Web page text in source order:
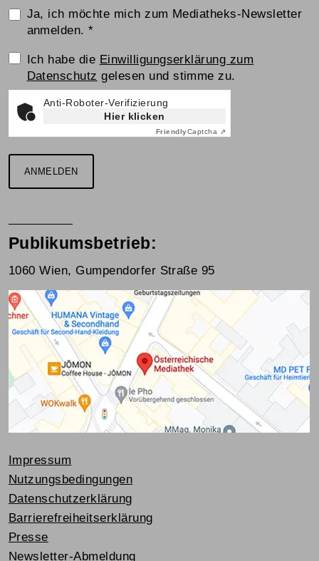
Ja, ich möchte mich zum Mediatheks-Newsletter
anmelden.*
Einwilligungserklärung
Ich habe die Einwilligungserklärung zum
Datenschutz gelesen und stimme zu.
Anti-Roboter-Verifizierung
Hier klicken
FriendlyCaptcha ⇗
ANMELDEN
Publikumsbetrieb:
1060 Wien, Gumpendorfer Straße 95
Impressum
Nutzungsbedingungen
Datenschutzerklärung
Barrierefreiheitserklärung
Presse
Newsletter-Abmeldung